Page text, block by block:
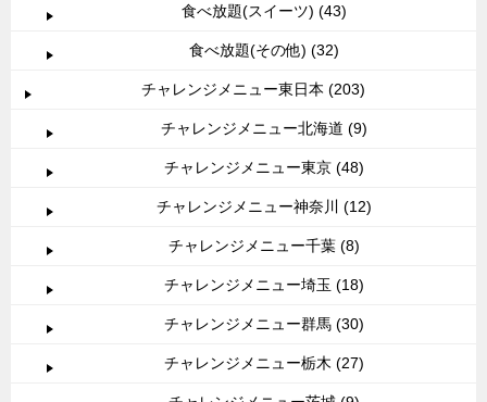
食べ放題(スイーツ) (43)
食べ放題(その他) (32)
チャレンジメニュー東日本 (203)
チャレンジメニュー北海道 (9)
チャレンジメニュー東京 (48)
チャレンジメニュー神奈川 (12)
チャレンジメニュー千葉 (8)
チャレンジメニュー埼玉 (18)
チャレンジメニュー群馬 (30)
チャレンジメニュー栃木 (27)